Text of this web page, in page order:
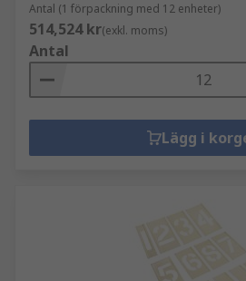
Antal (1 förpackning med 12 enheter)
514,524 kr(exkl. moms)
Antal
Lägg i